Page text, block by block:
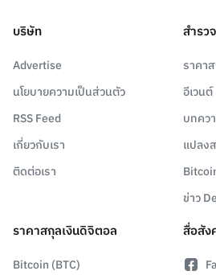
บริษัท
Advertise
นโยบายความเป็นส่วนตัว
RSS Feed
เกี่ยวกับเรา
ติดต่อเรา
สำรวจ
ราคา
อีเวนต์
บทคว
แปลง
ข่าว
ราคาสกุลเงินดิจิตอล
Bitcoin (BTC)
สื่อสัง